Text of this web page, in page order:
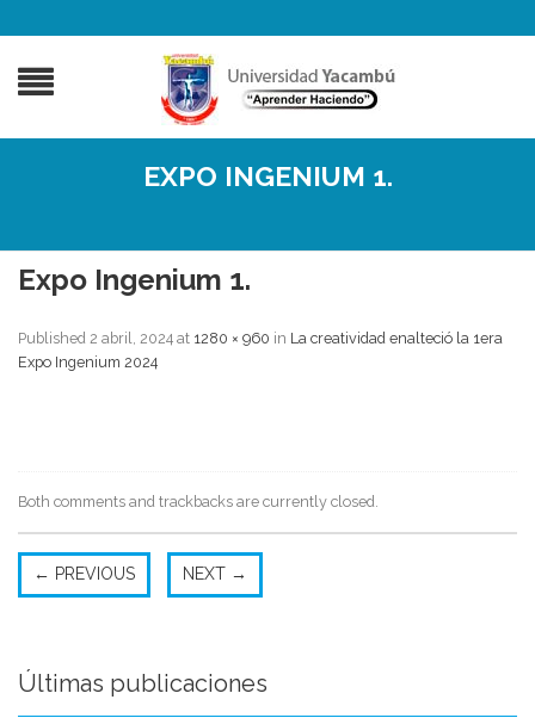
EXPO INGENIUM 1.
Expo Ingenium 1.
Published 2 abril, 2024 at 1280 × 960 in La creatividad enalteció la 1era
Expo Ingenium 2024
Both comments and trackbacks are currently closed.
← PREVIOUS NEXT →
Últimas publicaciones